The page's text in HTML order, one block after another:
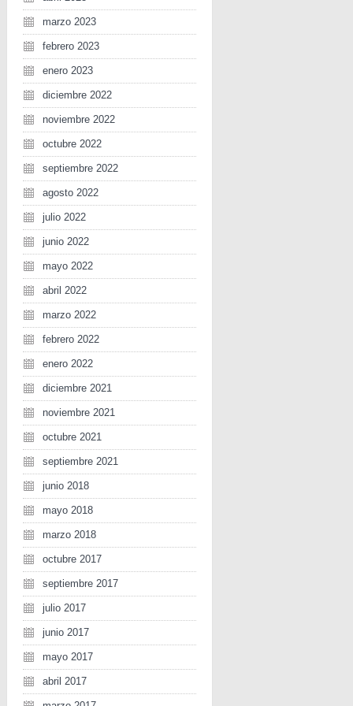
marzo 2023
febrero 2023
enero 2023
diciembre 2022
noviembre 2022
octubre 2022
septiembre 2022
agosto 2022
julio 2022
junio 2022
mayo 2022
abril 2022
marzo 2022
febrero 2022
enero 2022
diciembre 2021
noviembre 2021
octubre 2021
septiembre 2021
junio 2018
mayo 2018
marzo 2018
octubre 2017
septiembre 2017
julio 2017
junio 2017
mayo 2017
abril 2017